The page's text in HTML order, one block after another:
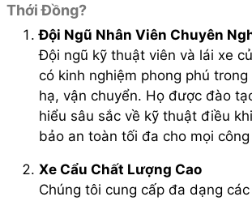
Thới Đồng?
Đội Ngũ Nhân Viên Chuyên
Đội ngũ kỹ thuật viên và lái xe
có kinh nghiệm phong phú
hạ, vận chuyển. Họ được đào
hiểu sâu sắc về kỹ thuật điều
bảo an toàn tối đa cho mọi công
Xe Cẩu Chất Lượng Cao
Chúng tôi cung cấp đa dạng